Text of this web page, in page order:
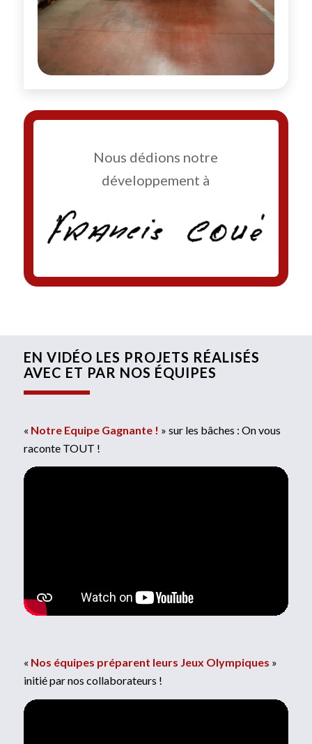
Nous dédions notre
développement à
EN VIDÉO LES PROJETS RÉALISÉS
AVEC ET PAR NOS ÉQUIPES
« Notre Equipe Gagnante ! » sur les bâches : On vous
raconte TOUT !
« Nos équipes préparent leurs Jeux Olympiques »
initié par nos collaborateurs !